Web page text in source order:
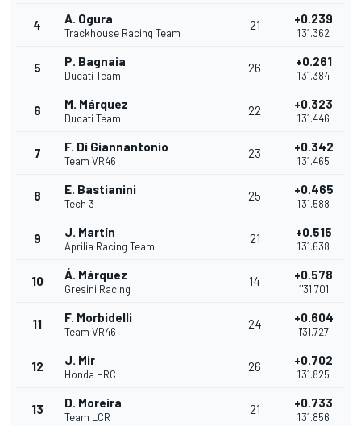
4 A. Ogura
Trackhouse Racing Team
21 +0.239
1'31.362
5 P. Bagnaia
Ducati Team
26 +0.261
1'31.384
6 M. Márquez
Ducati Team
22 +0.323
1'31.446
7 F. Di Giannantonio
Team VR46
23 +0.342
1'31.465
8 E. Bastianini
Tech 3
25 +0.465
1'31.588
9 J. Martín
Aprilia Racing Team
21 +0.515
1'31.638
10 Á. Márquez
Gresini Racing
14 +0.578
1'31.701
11 F. Morbidelli
Team VR46
24 +0.604
1'31.727
12 J. Mir
Honda HRC
26 +0.702
1'31.825
13 D. Moreira
Team LCR
21 +0.733
1'31.856